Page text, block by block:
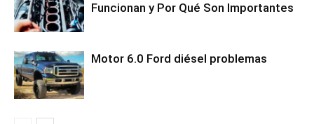
Funcionan y Por Qué Son Importantes
Motor 6.0 Ford diésel problemas